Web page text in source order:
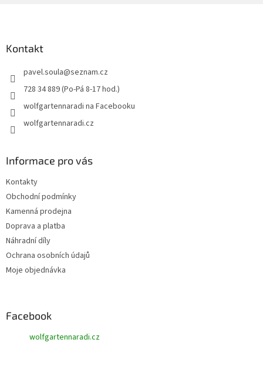
Kontakt
pavel.soula@seznam.cz
728 34 889 (Po-Pá 8-17 hod.)
wolfgartennaradi na Facebooku
wolfgartennaradi.cz
Informace pro vás
Kontakty
Obchodní podmínky
Kamenná prodejna
Doprava a platba
Náhradní díly
Ochrana osobních údajů
Moje objednávka
Facebook
wolfgartennaradi.cz